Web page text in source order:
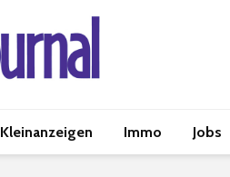
Kleinanzeigen Immo Jobs